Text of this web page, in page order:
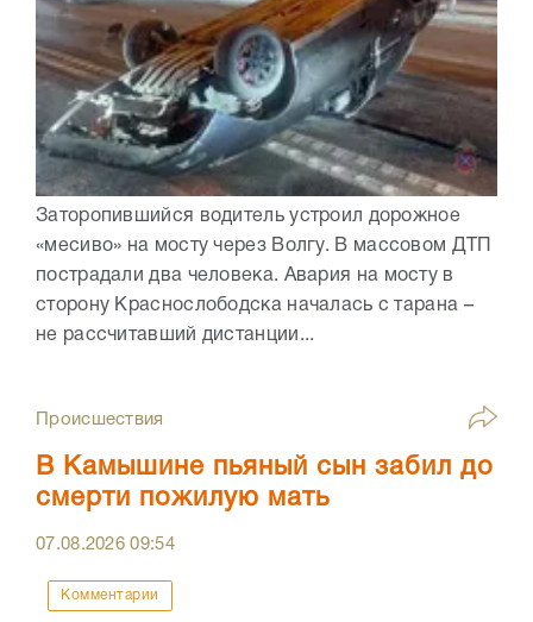
Заторопившийся водитель устроил дорожное
«месиво» на мосту через Волгу. В массовом ДТП
пострадали два человека. Авария на мосту в
сторону Краснослободска началась с тарана –
не рассчитавший дистанции...
Происшествия
В Камышине пьяный сын забил до
смерти пожилую мать
07.08.202609:54
Комментарии